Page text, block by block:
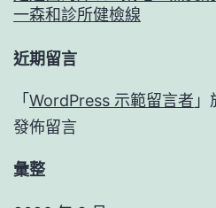
一森和診所健檢線
近期留言
「 WordPress 示範留言者 」
發佈留言
彙整